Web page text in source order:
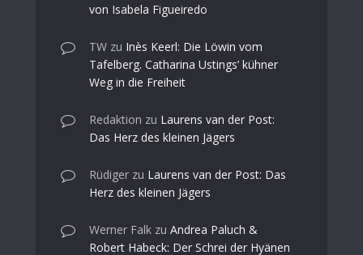
von Isabela Figueiredo
TW zu Inès Keerl: Die Löwin vom
Tafelberg. Catharina Ustings’ kühner
Weg in die Freiheit
Redaktion zu Laurens van der Post:
Das Herz des kleinen Jägers
Rüdiger zu Laurens van der Post: Das
Herz des kleinen Jägers
Werner Falk zu Andrea Paluch &
Robert Habeck: Der Schrei der Hyänen